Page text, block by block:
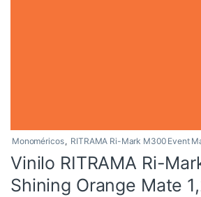
Monoméricos, RITRAMA Ri-Mark M300 Event
Vinilo RITRAMA Ri-
Shining Orange Mate